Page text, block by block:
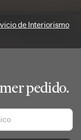
de Interiorismo
pedido.